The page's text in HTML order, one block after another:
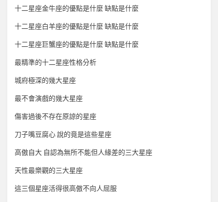
十二星座金牛座的優點是什麼 缺點是什麼
十二星座白羊座的優點是什麼 缺點是什麼
十二星座巨蟹座的優點是什麼 缺點是什麼
最精準的十二星座性格分析
城府極深的幾大星座
最不會演戲的幾大星座
傷害過後不存在原諒的星座
刀子嘴豆腐心 說的竟是這些星座
高傲自大 自認為無所不能但人緣差的三大星座
天性最樂觀的三大星座
這三個星座活得很高傲不向人屈服